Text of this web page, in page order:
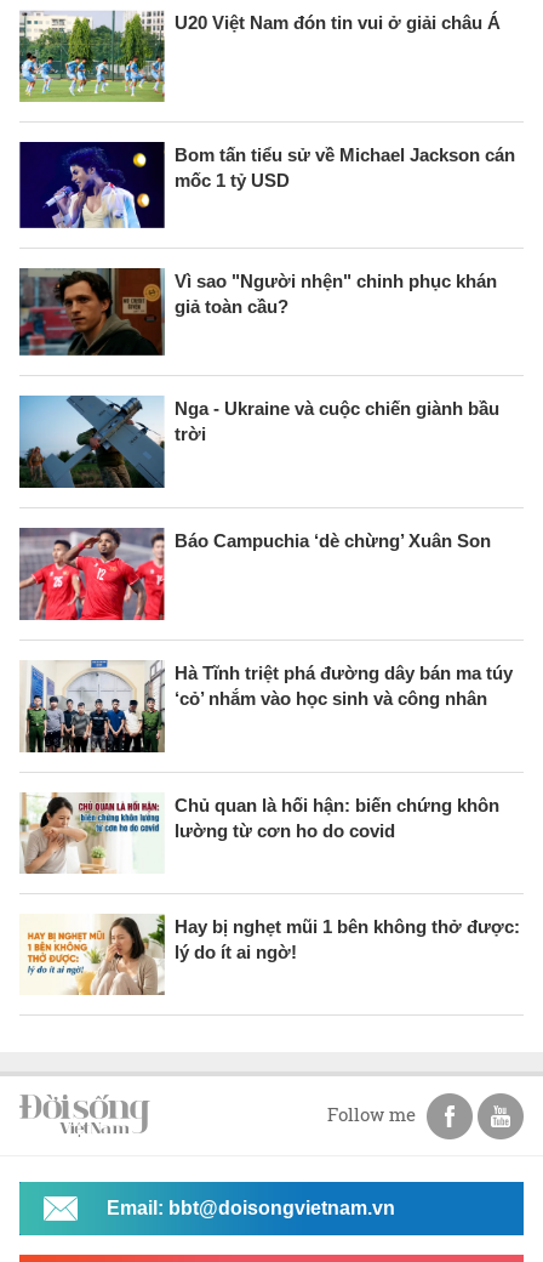
U20 Việt Nam đón tin vui ở giải châu Á
Bom tấn tiểu sử về Michael Jackson cán
mốc 1 tỷ USD
Vì sao "Người nhện" chinh phục khán
giả toàn cầu?
Nga - Ukraine và cuộc chiến giành bầu
trời
Báo Campuchia ‘dè chừng’ Xuân Son
Hà Tĩnh triệt phá đường dây bán ma túy
‘cỏ’ nhắm vào học sinh và công nhân
Chủ quan là hối hận: biến chứng khôn
lường từ cơn ho do covid
Hay bị nghẹt mũi 1 bên không thở được:
lý do ít ai ngờ!
Follow me
Email: bbt@doisongvietnam.vn